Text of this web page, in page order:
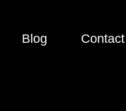
Blog Contact